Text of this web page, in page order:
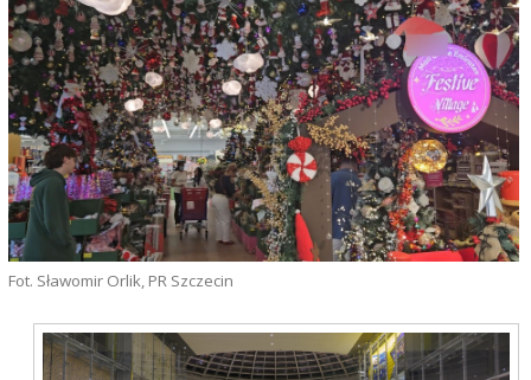
Fot. Sławomir Orlik, PR Szczecin